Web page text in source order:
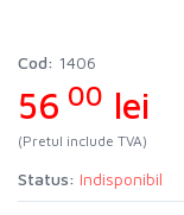
Cod: 1406
56 00 lei
(Pretul include TVA)
Status: Indisponibil